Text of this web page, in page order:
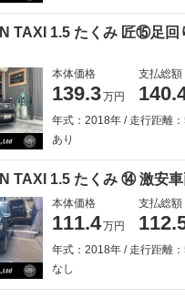
TAXI 1.5 たくみ 匠⑮足回
本体価格
139.3万円
支払総額
年式：2018年
走行距離
あり
TAXI 1.5 たくみ ⑭ 激安
本体価格
111.4万円
支払総額
年式：2018年
走行距離
なし